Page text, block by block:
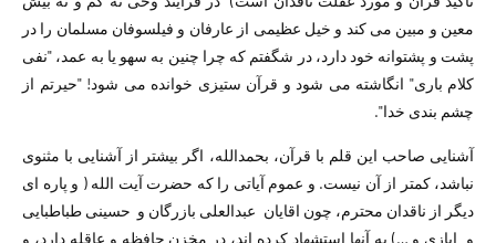
معین و مبین می کند و خیل عظیمی از عارفان و فیلسوفان مسلمان را در
پشت و پشتوانه خود دارد، در شگفتم که چرا چنین به سهو یا به عمد، "نفی
کلام باری" انگاشته می شود و قرآن ستیزی خوانده می شود! "حیرتم از
چشم بندی خدا".
آشنایی صاحب این قلم با قرآن، بحمدالله، اگر بیشتر از آشنایی با مثنوی
نباشد، کمتر از آن نیست. و عموم آیاتی را که حضرت آیت الله ( و پاره ای
دیگر از ناقدان محترم، چون اقایان عبدالعلی بازرگان و حسینی طباطبایی
و ایازی و …) به آنها استشهاد کرده اند، در مخزن حافظه و عاقله دارد، و